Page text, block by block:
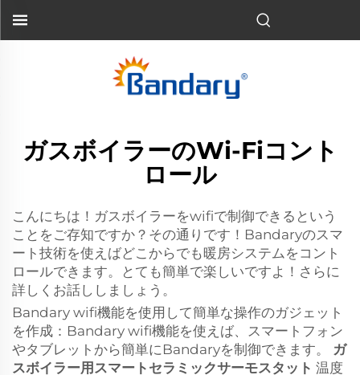
ガスボイラーのWi-Fiコント
ロール
こんにちは！ガスボイラーをwifiで制御できるという
ことをご存知ですか？その通りです！Bandaryのスマ
ート技術を使えばどこからでも暖房システムをコント
ロールできます。とても簡単で楽しいですよ！さらに
詳しくお話ししましょう。
Bandary wifi機能を使用して簡単な操作のガジェット
を作成：Bandary wifi機能を使えば、スマートフォン
やタブレットから簡単にBandaryを制御できます。 ガ
スボイラー用スマートセラミックサーモスタット 温度